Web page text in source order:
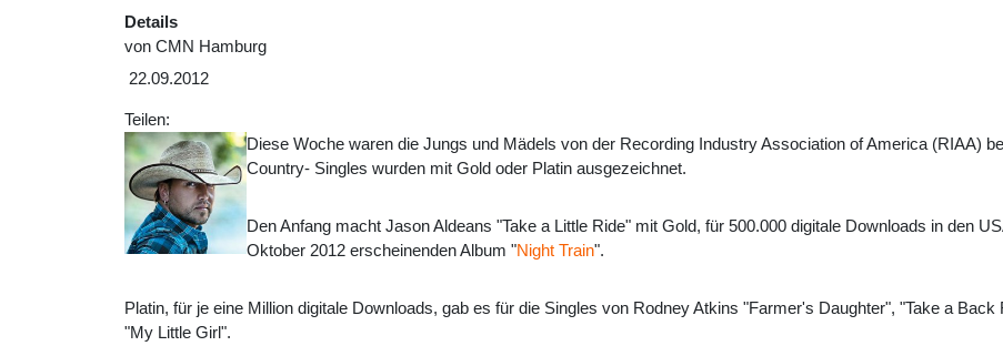
Details
von CMN Hamburg
22.09.2012
Teilen:
Diese Woche waren die Jungs und Mädels von der Recording Industry Association of America (RIAA)
Country- Singles wurden mit Gold oder Platin ausgezeichnet.
Den Anfang macht Jason Aldeans "Take a Little Ride" mit Gold, für 500.000 digitale Downloads in den
Oktober 2012 erscheinenden Album "Night Train".
Platin, für je eine Million digitale Downloads, gab es für die Singles von Rodney Atkins "Farmer's Daughter", "Take a
"My Little Girl".